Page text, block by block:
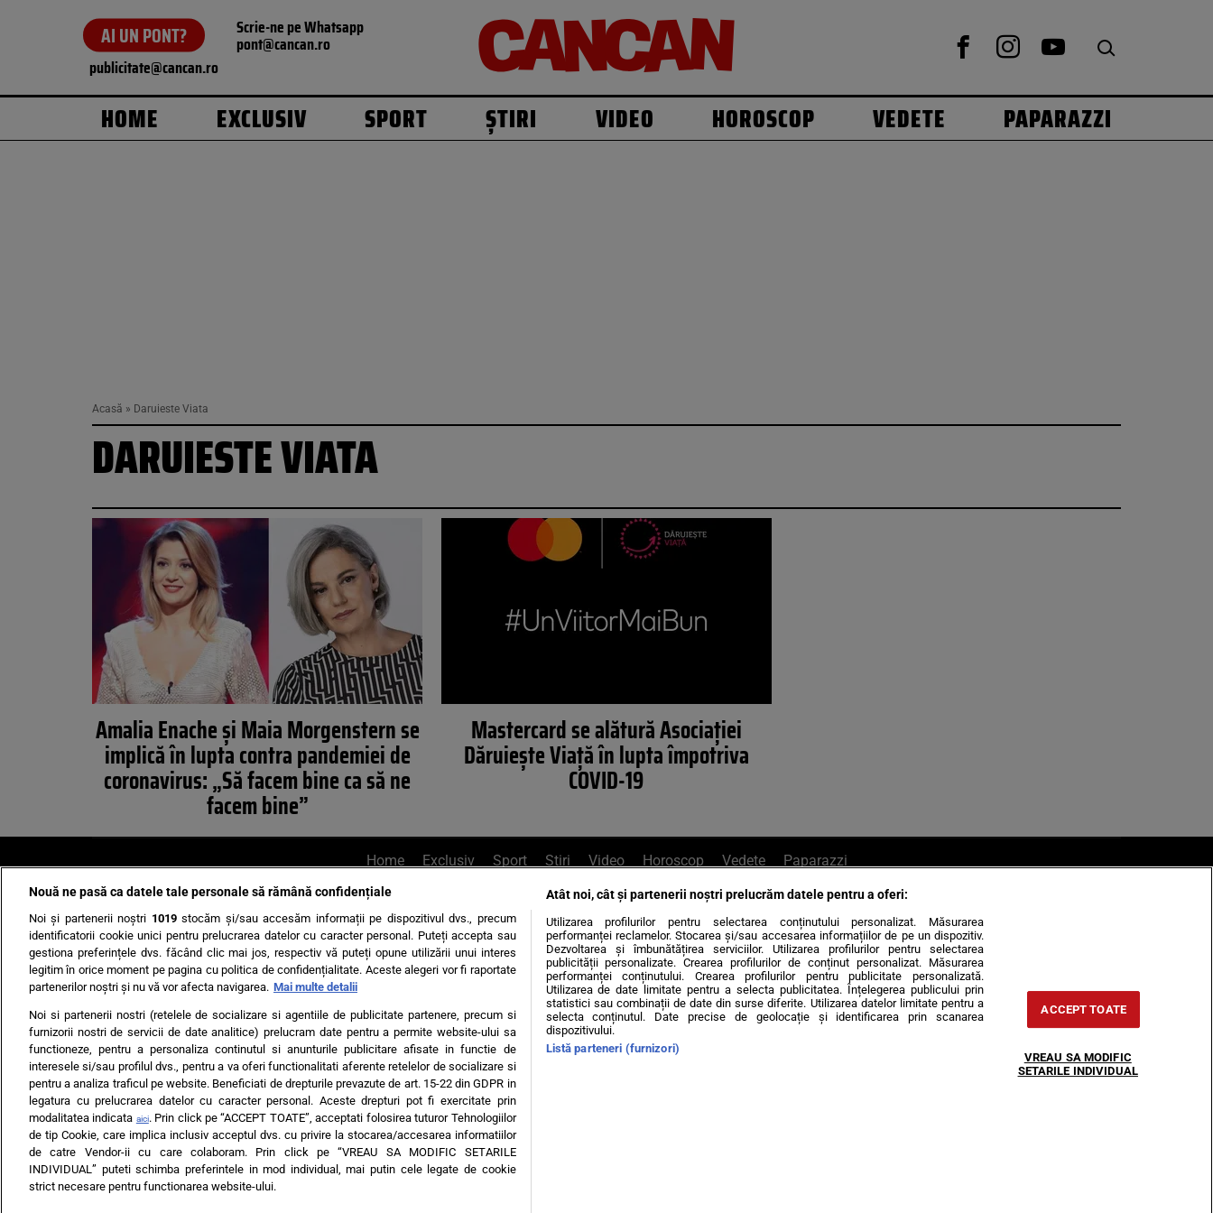
AI UN PONT? Scrie-ne pe Whatsapp
pont@cancan.ro
publicitate@cancan.ro
HOME EXCLUSIV SPORT ȘTIRI VIDEO HOROSCOP VEDETE PAPARAZZI
Acasă » Daruieste Viata
DARUIESTE VIATA
Amalia Enache și Maia Morgenstern se
implică în lupta contra pandemiei de
coronavirus: „Să facem bine ca să ne
facem bine”
Mastercard se alătură Asociației
Dăruiește Viață în lupta împotriva
COVID-19
Home Exclusiv Sport Știri Video Horoscop Vedete Paparazzi
AI UN PONT? Scrie-ne pe Whatsapp, sună la 0741226226 sau trimite mail la pont@cancan.ro
Știri interne Știri externe Politică
Ultimele stiri Diete Insula Iubirii Dictionar de vise LIFE STYLE Horoscop
Echipa editorială Termeni si condiții Politica de confidențialitate
Nouă ne pasă ca datele tale personale să rămână confidențiale
Noi și partenerii noștri 1019stocăm și/sau accesăm informații pe dispozitivul dvs., precum
identificatorii cookie unici pentru prelucrarea datelor cu caracter personal. Puteți accepta sau
gestiona preferințele dvs. făcând clic mai jos, respectiv vă puteți opune utilizării unui interes
legitim în orice moment pe pagina cu politica de confidențialitate. Aceste alegeri vor fi raportate
partenerilor noștri și nu vă vor afecta navigarea. Mai multe detalii
Noi si partenerii nostri (retelele de socializare si agentiile de publicitate partenere, precum si
furnizorii nostri de servicii de date analitice) prelucram date pentru a permite website-ului sa
functioneze, pentru a personaliza continutul si anunturile publicitare afisate in functie de
interesele si/sau profilul dvs., pentru a va oferi functionalitati aferente retelelor de socializare si
pentru a analiza traficul pe website. Beneficiati de drepturile prevazute de art. 15-22 din GDPR in
legatura cu prelucrarea datelor cu caracter personal. Aceste drepturi pot fi exercitate prin
modalitatea indicata aici. Prin click pe “ACCEPT TOATE”, acceptati folosirea tuturor Tehnologiilor
de tip Cookie, care implica inclusiv acceptul dvs. cu privire la stocarea/accesarea informatiilor
de catre Vendor-ii cu care colaboram. Prin click pe “VREAU SA MODIFIC SETARILE
INDIVIDUAL” puteti schimba preferintele in mod individual, mai putin cele legate de cookie
strict necesare pentru functionarea website-ului.
Atât noi, cât și partenerii noștri prelucrăm datele pentru a oferi:
Utilizarea profilurilor pentru selectarea conținutului personalizat. Măsurarea
performanței reclamelor. Stocarea și/sau accesarea informațiilor de pe un dispozitiv.
Dezvoltarea și îmbunătățirea serviciilor. Utilizarea profilurilor pentru selectarea
publicității personalizate. Crearea profilurilor de conținut personalizat. Măsurarea
performanței conținutului. Crearea profilurilor pentru publicitate personalizată.
Utilizarea de date limitate pentru a selecta publicitatea. Înțelegerea publicului prin
statistici sau combinații de date din surse diferite. Utilizarea datelor limitate pentru a
selecta conținutul. Date precise de geolocație și identificarea prin scanarea
dispozitivului.
Listă parteneri (furnizori)
ACCEPT TOATE
VREAU SA MODIFIC
SETARILE INDIVIDUAL